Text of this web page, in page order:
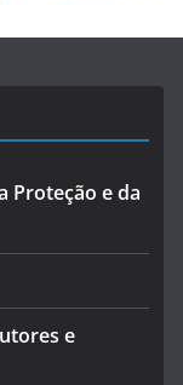
Proteção e da
e